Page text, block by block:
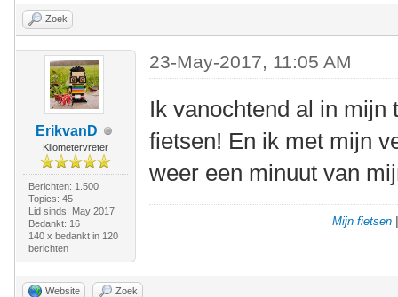
Zoek
ErikvanD
Kilometervreter
Berichten: 1.500
Topics: 45
Lid sinds: May 2017
Bedankt: 16
140 x bedankt in 120
berichten
23-May-2017, 11:05 AM
Ik vanochtend al in
fietsen! En ik met mijn
weer een minuut van
Mijn fietsen
Website Zoek